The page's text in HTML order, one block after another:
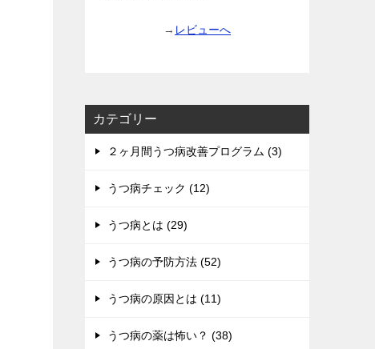
→ レビューへ
カテゴリー
２ヶ月間うつ病改善プログラム (3)
うつ病チェック (12)
うつ病とは (29)
うつ病の予防方法 (52)
うつ病の原因とは (11)
うつ病の薬は怖い？ (38)